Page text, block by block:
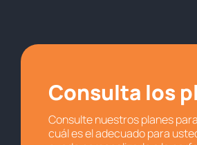
Consulta los
Consulte nuestros planes
cuál es el adecuado para